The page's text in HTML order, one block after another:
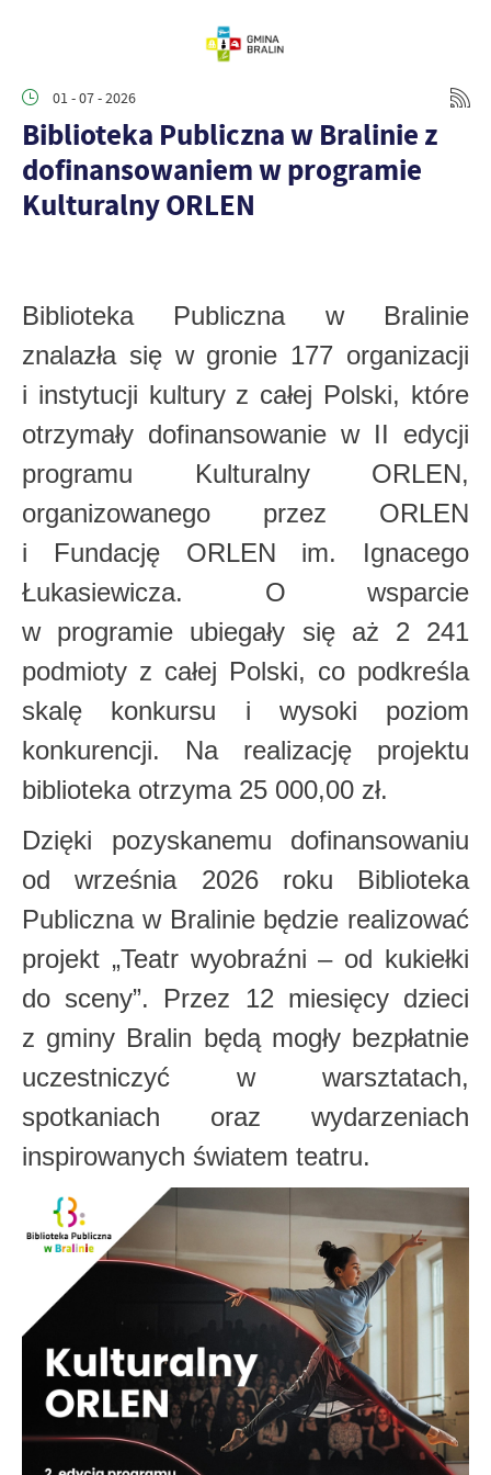
01 - 07 - 2026
Biblioteka Publiczna w Bralinie z
dofinansowaniem w programie
Kulturalny ORLEN
Biblioteka Publiczna w Bralinie
znalazła się w gronie 177 organizacji
i instytucji kultury z całej Polski, które
otrzymały dofinansowanie w II edycji
programu Kulturalny ORLEN,
organizowanego przez ORLEN
i Fundację ORLEN im. Ignacego
Łukasiewicza. O wsparcie
w programie ubiegały się aż 2 241
podmioty z całej Polski, co podkreśla
skalę konkursu i wysoki poziom
konkurencji. Na realizację projektu
biblioteka otrzyma 25 000,00 zł.
Dzięki pozyskanemu dofinansowaniu
od września 2026 roku Biblioteka
Publiczna w Bralinie będzie realizować
projekt „Teatr wyobraźni – od kukiełki
do sceny”. Przez 12 miesięcy dzieci
z gminy Bralin będą mogły bezpłatnie
uczestniczyć w warsztatach,
spotkaniach oraz wydarzeniach
inspirowanych światem teatru.